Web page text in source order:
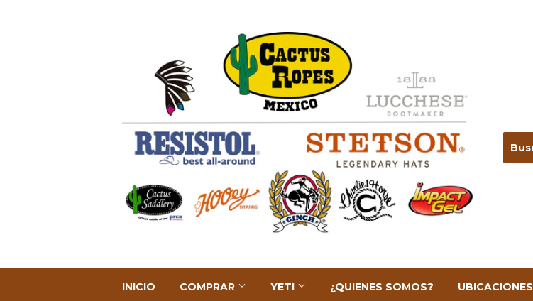
INICIO COMPRAR YETI ¿QUIENES SOMOS? UBICACIONES